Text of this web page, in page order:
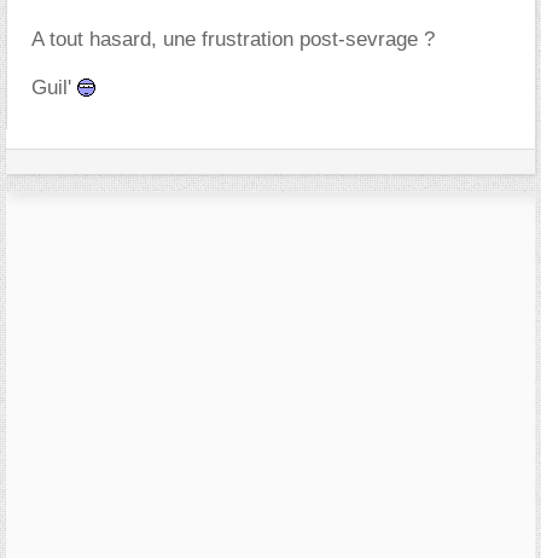
A tout hasard, une frustration post-sevrage ?
Guil'